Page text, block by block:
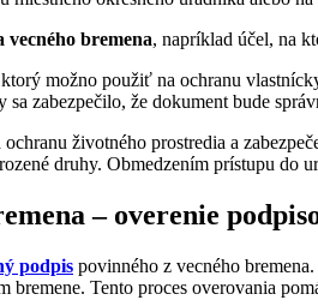
vecného bremena, napríklad účel, na
možno použiť na ochranu
sa zabezpečilo, že dokument bude
životného prostredia a
druhy. Obmedzením prístupu do
– overenie
podpis povinného z vecného
bremene. Tento proces overovania